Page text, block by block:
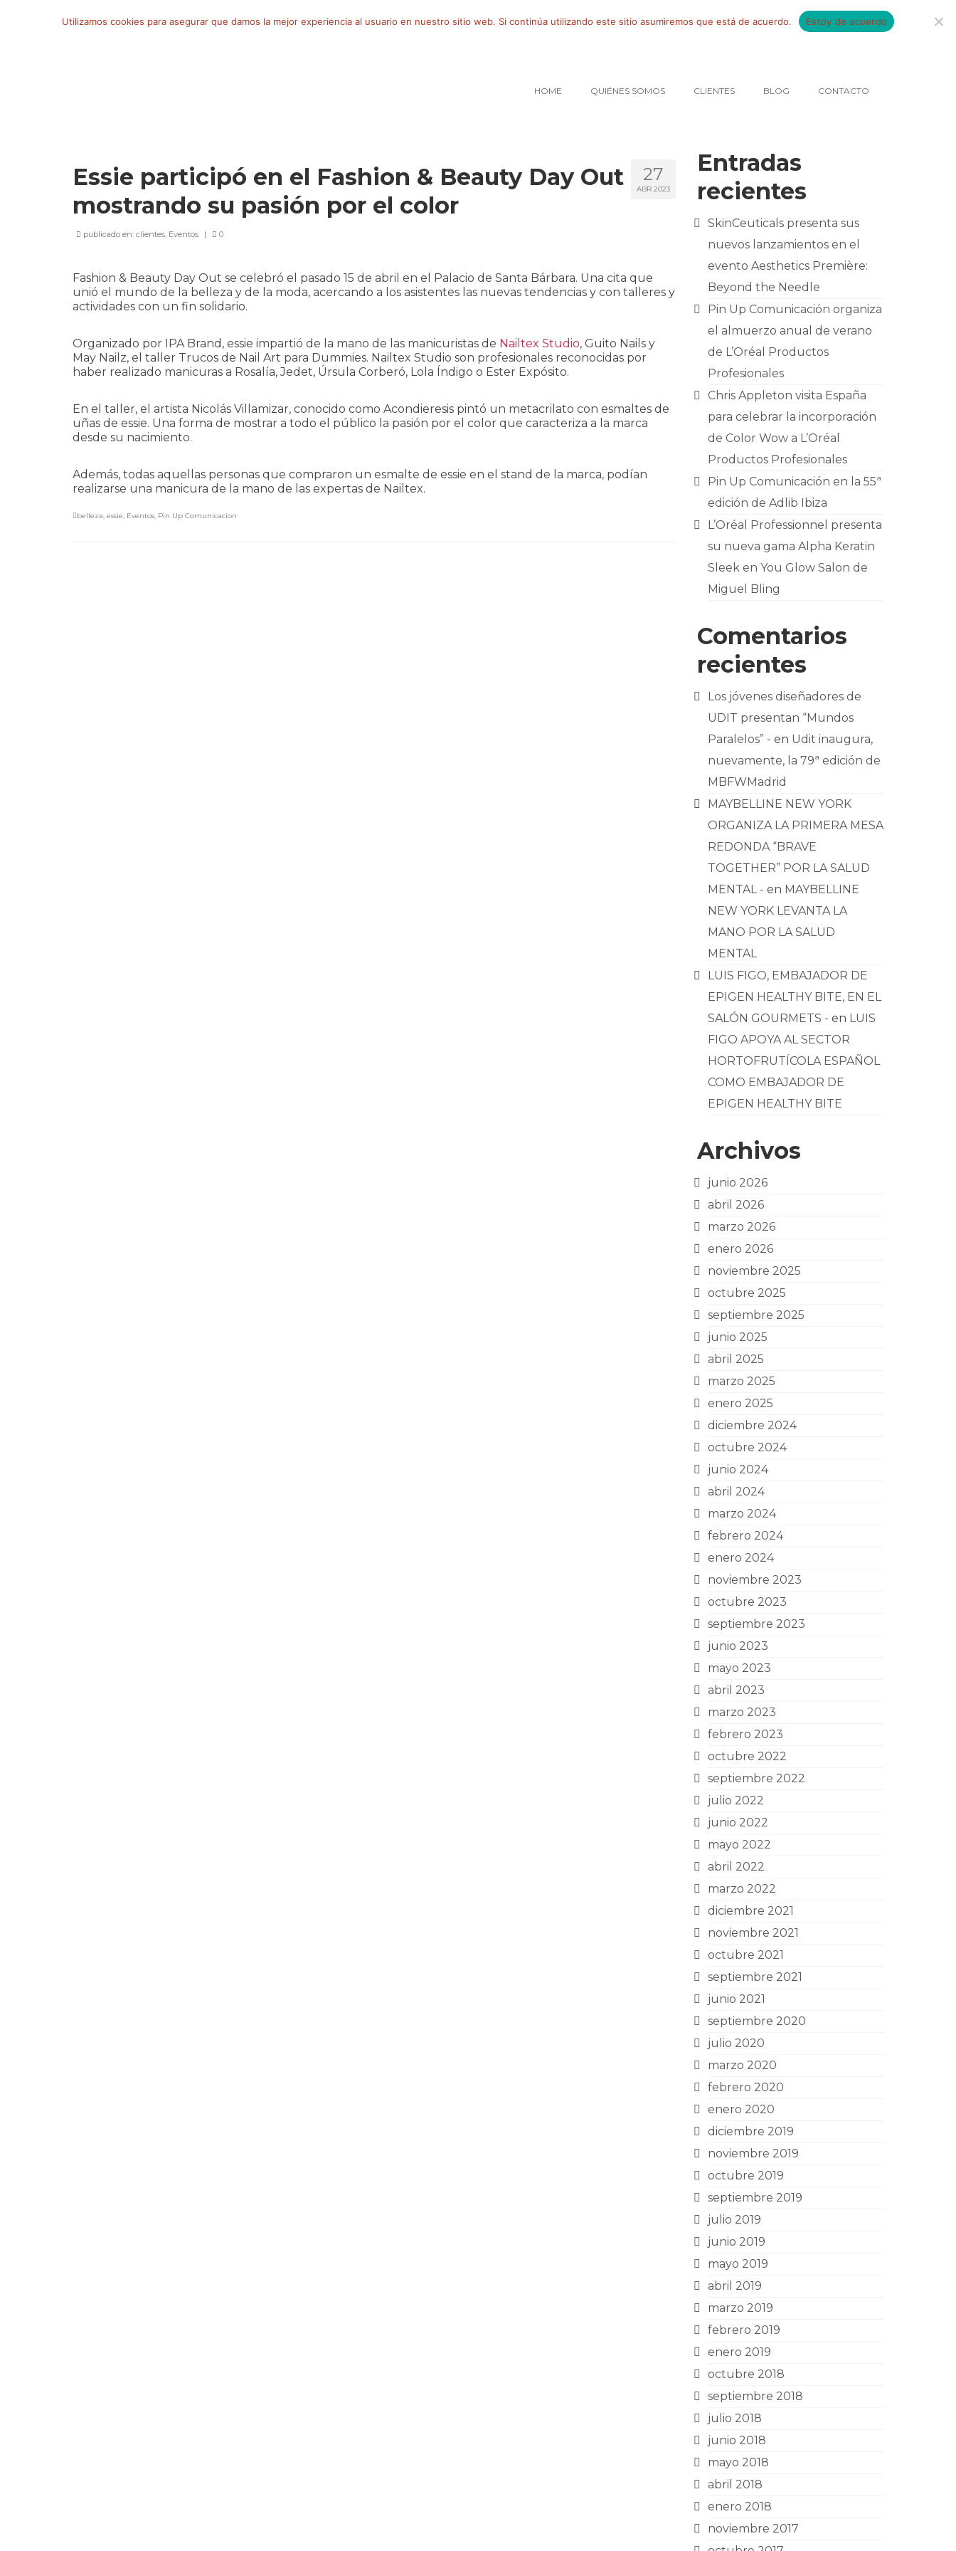
por:
HOME QUIÉNES SOMOS CLIENTES BLOG CONTACTO
27
ABR 2023
Essie participó en el Fashion & Beauty Day Out
mostrando su pasión por el color
publicado en: clientes, Eventos | 0
Fashion & Beauty Day Out se celebró el pasado 15 de abril en el Palacio de Santa Bárbara. Una cita que
unió el mundo de la belleza y de la moda, acercando a los asistentes las nuevas tendencias y con talleres y
actividades con un fin solidario.
Organizado por IPA Brand, essie impartió de la mano de las manicuristas de Nailtex Studio, Guito Nails y
May Nailz, el taller Trucos de Nail Art para Dummies. Nailtex Studio son profesionales reconocidas por
haber realizado manicuras a Rosalía, Jedet, Úrsula Corberó, Lola Índigo o Ester Expósito.
En el taller, el artista Nicolás Villamizar, conocido como Acondieresis pintó un metacrilato con esmaltes de
uñas de essie. Una forma de mostrar a todo el público la pasión por el color que caracteriza a la marca
desde su nacimiento.
Además, todas aquellas personas que compraron un esmalte de essie en el stand de la marca, podían
realizarse una manicura de la mano de las expertas de Nailtex.
belleza, essie, Eventos, Pin Up Comunicacion
Entradas
recientes
SkinCeuticals presenta sus
nuevos lanzamientos en el
evento Aesthetics Première:
Beyond the Needle
Pin Up Comunicación organiza
el almuerzo anual de verano
de L’Oréal Productos
Profesionales
Chris Appleton visita España
para celebrar la incorporación
de Color Wow a L’Oréal
Productos Profesionales
Pin Up Comunicación en la 55ª
edición de Adlib Ibiza
L’Oréal Professionnel presenta
su nueva gama Alpha Keratin
Sleek en You Glow Salon de
Miguel Bling
Comentarios
recientes
Los jóvenes diseñadores de
UDIT presentan “Mundos
Paralelos” - en Udit inaugura,
nuevamente, la 79ª edición de
MBFWMadrid
MAYBELLINE NEW YORK
ORGANIZA LA PRIMERA MESA
REDONDA “BRAVE
TOGETHER” POR LA SALUD
MENTAL - en MAYBELLINE
NEW YORK LEVANTA LA
MANO POR LA SALUD
MENTAL
LUIS FIGO, EMBAJADOR DE
EPIGEN HEALTHY BITE, EN EL
SALÓN GOURMETS - en LUIS
FIGO APOYA AL SECTOR
HORTOFRUTÍCOLA ESPAÑOL
COMO EMBAJADOR DE
EPIGEN HEALTHY BITE
Archivos
junio 2026
abril 2026
marzo 2026
enero 2026
noviembre 2025
octubre 2025
septiembre 2025
junio 2025
abril 2025
marzo 2025
enero 2025
diciembre 2024
octubre 2024
junio 2024
abril 2024
marzo 2024
febrero 2024
enero 2024
noviembre 2023
octubre 2023
septiembre 2023
junio 2023
mayo 2023
abril 2023
marzo 2023
febrero 2023
octubre 2022
septiembre 2022
julio 2022
junio 2022
mayo 2022
abril 2022
marzo 2022
diciembre 2021
noviembre 2021
octubre 2021
septiembre 2021
junio 2021
septiembre 2020
julio 2020
marzo 2020
febrero 2020
enero 2020
diciembre 2019
noviembre 2019
octubre 2019
septiembre 2019
julio 2019
junio 2019
mayo 2019
abril 2019
marzo 2019
febrero 2019
enero 2019
octubre 2018
septiembre 2018
julio 2018
junio 2018
mayo 2018
abril 2018
enero 2018
noviembre 2017
Utilizamos cookies para asegurar que damos la mejor experiencia al usuario en nuestro sitio web. Si continúa utilizando este sitio asumiremos que está de acuerdo. Estoy de acuerdo